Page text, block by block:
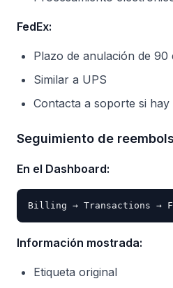
FedEx:
Plazo de anulación de 90
Similar a UPS
Contacta a soporte si
Seguimiento de
En el Dashboard:
Información mostrada:
Etiqueta original